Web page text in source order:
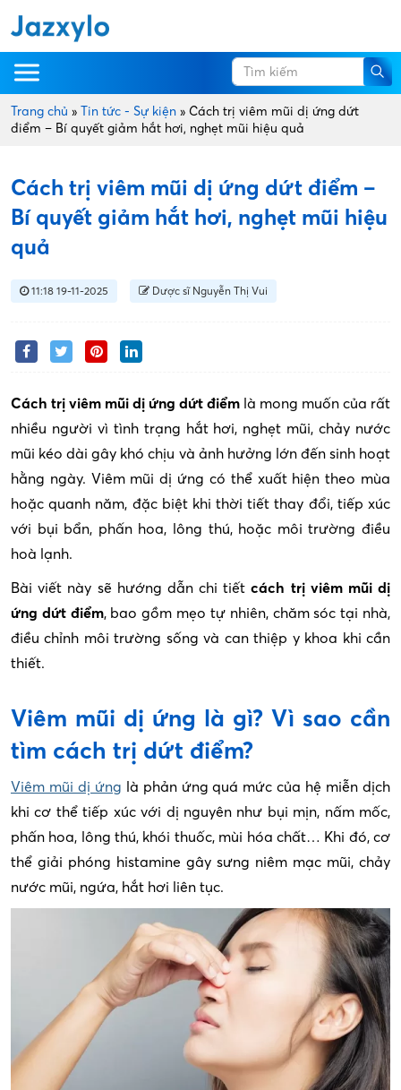
Trang chủ » Tin tức - Sự kiện » Cách trị viêm mũi dị ứng dứt
điểm – Bí quyết giảm hắt hơi, nghẹt mũi hiệu quả
Cách trị viêm mũi dị ứng dứt điểm –
Bí quyết giảm hắt hơi, nghẹt mũi hiệu
quả
11:18 19-11-2025 Dược sĩ Nguyễn Thị Vui
Cách trị viêm mũi dị ứng dứt điểm là mong muốn của rất
nhiều người vì tình trạng hắt hơi, nghẹt mũi, chảy nước
mũi kéo dài gây khó chịu và ảnh hưởng lớn đến sinh hoạt
hằng ngày. Viêm mũi dị ứng có thể xuất hiện theo mùa
hoặc quanh năm, đặc biệt khi thời tiết thay đổi, tiếp xúc
với bụi bẩn, phấn hoa, lông thú, hoặc môi trường điều
hoà lạnh.
Bài viết này sẽ hướng dẫn chi tiếtcách trị viêm mũi dị
ứng dứt điểm, bao gồm mẹo tự nhiên, chăm sóc tại nhà,
điều chỉnh môi trường sống và can thiệp y khoa khi cần
thiết.
Viêm mũi dị ứng là gì? Vì sao cần
tìm cách trị dứt điểm?
Viêm mũi dị ứng là phản ứng quá mức của hệ miễn dịch
khi cơ thể tiếp xúc với dị nguyên như bụi mịn, nấm mốc,
phấn hoa, lông thú, khói thuốc, mùi hóa chất… Khi đó, cơ
thể giải phóng histamine gây sưng niêm mạc mũi, chảy
nước mũi, ngứa, hắt hơi liên tục.